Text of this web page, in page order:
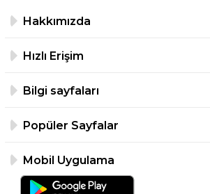
Hakkımızda
Hızlı Erişim
Bilgi sayfaları
Popüler Sayfalar
Mobil Uygulama